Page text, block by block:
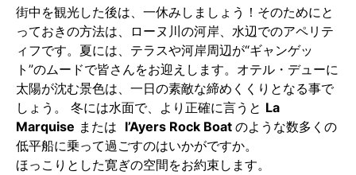
街中を観光した後は、一休みしましょう！そのためにと
っておきの方法は、ローヌ川の河岸、水辺でのアペリテ
ィフです。夏には、テラスや河岸周辺が“ギャンゲッ
ト”のムードで皆さんをお迎えします。オテル・デューに
太陽が沈む景色は、一日の素敵な締めくくりとなる事で
しょう。 冬には水面で、より正確に言うと La
Marquise または l’Ayers Rock Boat のような数多くの
低平船に乗って過ごすのはいかがですか。
ほっこりとした寛ぎの空間をお約束します。